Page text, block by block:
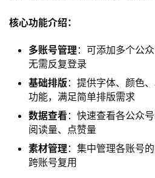
核心功能介绍：
多账号管理 ：可添加多个公
无需反复登录
基础排版：提供字体、颜色
功能，满足简单排版需求
数据查看：快速查看各公众
阅读量、点赞量
素材管理 ：集中管理各账号
跨账号复用